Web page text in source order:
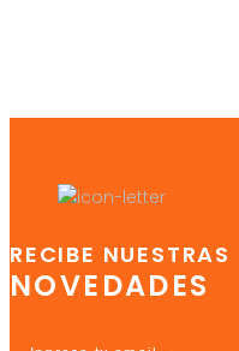
RECIBE NUESTRAS
NOVEDADES